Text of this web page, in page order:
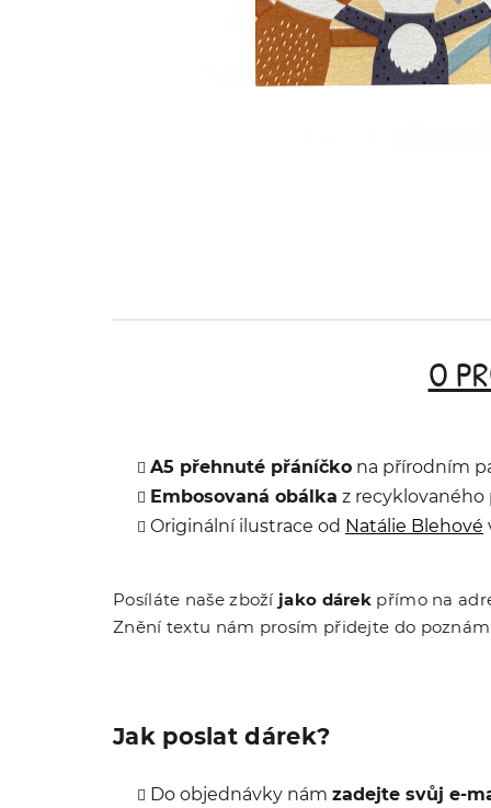
O
A5 přehnuté přáníčko na přírodním
Embosovaná obálka z recyklovaného
Originální ilustrace od Natálie Blehové
Posíláte naše zbožíjako dárek přímo na
Znění textu nám prosím přidejte do
Jak poslat dárek?
Do objednávky nám zadejte svůj e-